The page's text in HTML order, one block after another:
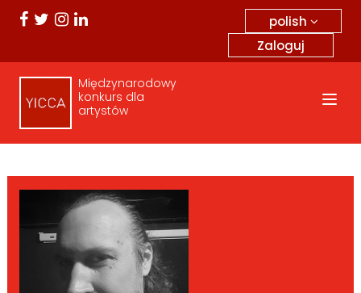
polish
Zaloguj
Międzynarodowy
konkurs dla
artystów